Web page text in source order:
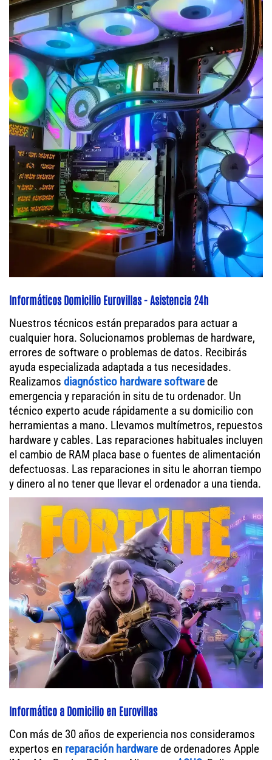
Informáticos Domicilio Eurovillas - Asistencia 24h
Nuestros técnicos están preparados para actuar a
cualquier hora. Solucionamos problemas de hardware,
errores de software o problemas de datos. Recibirás
ayuda especializada adaptada a tus necesidades.
Realizamos diagnóstico hardware softwarede
emergencia y reparación in situ de tu ordenador. Un
técnico experto acude rápidamente a su domicilio con
herramientas a mano. Llevamos multímetros, repuestos
hardware y cables. Las reparaciones habituales incluyen
el cambio de RAM placa base o fuentes de alimentación
defectuosas. Las reparaciones in situ le ahorran tiempo
y dinero al no tener que llevar el ordenador a una tienda.
Informático a Domicilio en Eurovillas
Con más de 30 años de experiencia nos consideramos
expertos en reparación hardwarede ordenadores Apple